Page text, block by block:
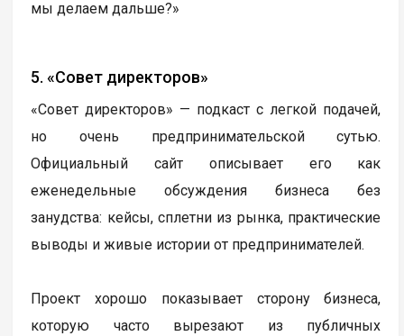
мы делаем дальше?»
5. «Совет директоров»
«Совет директоров» — подкаст с легкой подачей,
но очень предпринимательской сутью.
Официальный сайт описывает его как
еженедельные обсуждения бизнеса без
занудства: кейсы, сплетни из рынка, практические
выводы и живые истории от предпринимателей.
Проект хорошо показывает сторону бизнеса,
которую часто вырезают из публичных